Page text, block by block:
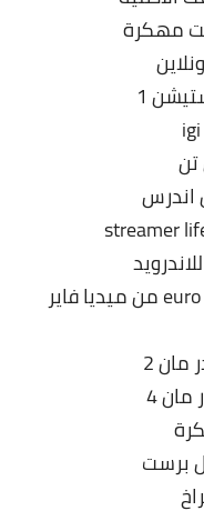
مهكرة
1
تن
اندرس
تحميل لعبة euro truck simulator 2 من ميديا فاير
2
4
برست